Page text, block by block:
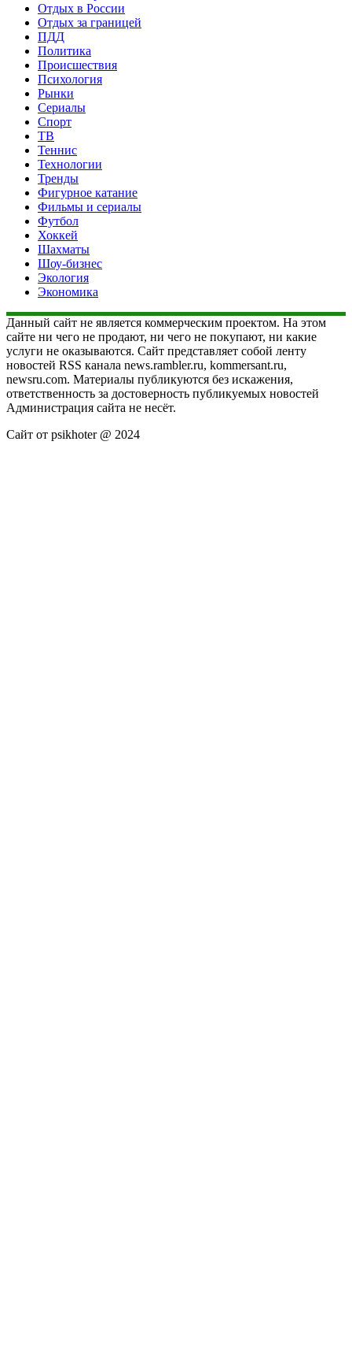
Отдых в России
Отдых за границей
ПДД
Политика
Происшествия
Психология
Рынки
Сериалы
Спорт
ТВ
Теннис
Технологии
Тренды
Фигурное катание
Фильмы и сериалы
Футбол
Хоккей
Шахматы
Шоу-бизнес
Экология
Экономика
Данный сайт не является коммерческим проектом. На этом
сайте ни чего не продают, ни чего не покупают, ни какие
услуги не оказываются. Сайт представляет собой ленту
новостей RSS канала news.rambler.ru, kommersant.ru,
newsru.com. Материалы публикуются без искажения,
ответственность за достоверность публикуемых новостей
Администрация сайта не несёт.
Сайт от psikhoter @ 2024